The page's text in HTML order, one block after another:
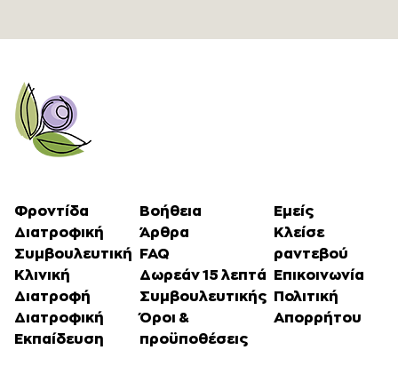
Φροντίδα
Διατροφική
Συμβουλευτική
Κλινική
Διατροφή
Διατροφική
Εκπαίδευση
Βοήθεια
Άρθρα
FAQ
Δωρεάν 15 λεπτά
Συμβουλευτικής
Όροι &
προϋποθέσεις
Εμείς
Κλείσε
ραντεβού
Επικοινωνία
Πολιτική
Απορρήτου